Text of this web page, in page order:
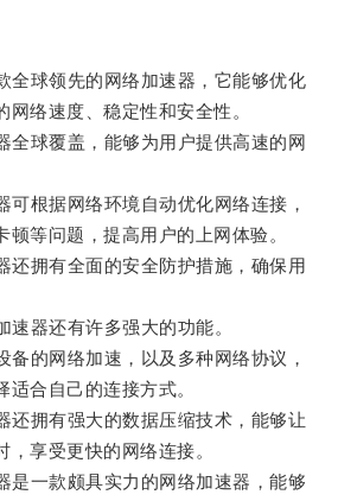
球领先的网络加速器，它能够优化
网络速度、稳定性和安全性。
球覆盖，能够为用户提供高速的网
根据网络环境自动优化网络连接，
顿等问题，提高用户的上网体验。
拥有全面的安全防护措施，确保用
器还有许多强大的功能。
的网络加速，以及多种网络协议，
合自己的连接方式。
拥有强大的数据压缩技术，能够让
，享受更快的网络连接。
一款颇具实力的网络加速器，能够